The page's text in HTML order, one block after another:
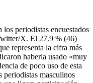
periodistas encuestados
X. El 27.9 % (46)
representa la cifra más
haberla usado «muy
de poco uso de esta
periodistas masculinos